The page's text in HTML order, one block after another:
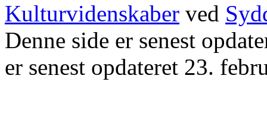
Kulturvidenskaber ved
Denne side er senest
er senest opdateret 23.